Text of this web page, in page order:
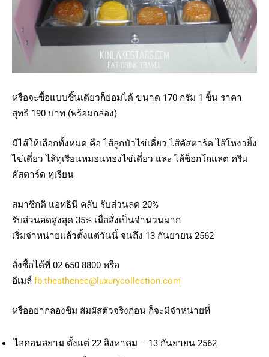
หรือจะซื้อแบบชิ้นเดียวก็ย่อมได้ ขนาด 170 กรัม 1 ชิ้น ราคา
สุทธิ 190 บาท (พร้อมกล่อง)
มีไส้ให้เลือกทั้งหมด คือ ไส้ลูกบัวไข่เดี่ยว ไส้คัสตาร์ด ไส้โหงวยิ้ง
ไข่เดี่ยว ไส้ทุเรียนหมอนทองไข่เดี่ยว และ ไส้ช็อกโกแลต ครีม
คัสตาร์ด ทุเรียน
สมาชิกดิ แอทธินี คลับ รับส่วนลด 20%
รับส่วนลดสูงสุด 35% เมื่อสั่งเป็นจำนวนมาก
เริ่มจำหน่ายแล้วตั้งแต่วันนี้ จนถึง 13 กันยายน 2562
สั่งซื้อได้ที่ 02 650 8800 หรือ
อีเมล์ fb.theathenee@luxurycollection.com
หรืออยากลองชิม สัมผัสตัวจริงก่อน ก็จะมีจำหน่ายที่
ไอคอนสยาม ตั้งแต่ 22 สิงหาคม – 13 กันยายน 2562